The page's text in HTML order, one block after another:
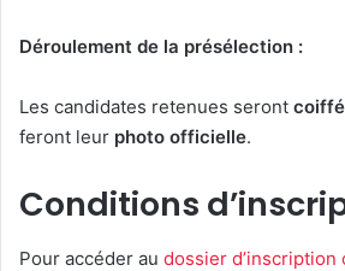
Déroulement de la présélection :
Les candidates retenues seront
feront leur photo officielle.
Conditions
Pour accéder au dossier d’inscription